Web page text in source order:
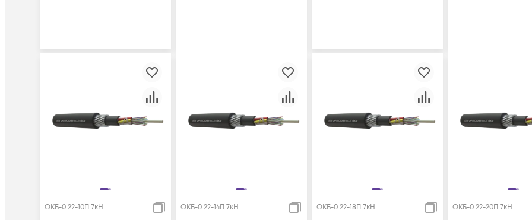
ОКБ-0.22-10П 7кН ОКБ-0.22-14П 7кН ОКБ-0.22-18П 7кН ОКБ-0.22-20П 7кН